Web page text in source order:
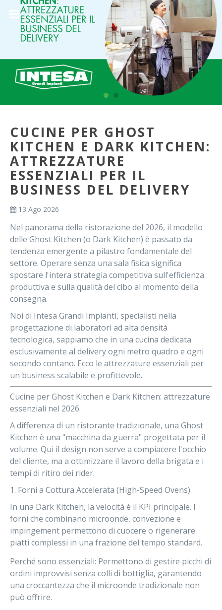
CUCINE PER GHOST
KITCHEN E DARK KITCHEN:
ATTREZZATURE
ESSENZIALI PER IL
BUSINESS DEL DELIVERY
13 Ago 2026
Nel panorama della ristorazione del 2026, il modello
delle Ghost Kitchen (o Dark Kitchen) è passato da
tendenza emergente a pilastro fondamentale del
settore. Operare senza una sala fisica significa
spostare l'intera strategia competitiva sull'efficienza
produttiva e sulla qualità del cibo al momento della
consegna.
Noi di Intesa Grandi Impianti, specialisti nella
progettazione di laboratori ad alta densità
tecnologica, sappiamo che in una cucina dedicata
esclusivamente al delivery ogni metro quadro e ogni
secondo contano. Ecco le attrezzature essenziali per
un business scalabile e profittevole.
Cucine per Ghost Kitchen e Dark Kitchen: attrezzature
essenziali nel 2026
A differenza di un ristorante tradizionale, una Ghost
Kitchen è una "macchina da guerra" progettata per il
volume. Qui il design non serve a compiacere l'occhio
del cliente, ma a ottimizzare il lavoro della brigata e i
tempi di ritiro dei rider.
1. Forni a Cottura Accelerata (High-Speed Ovens)
In una Dark Kitchen, la velocità è il KPI principale. I
forni che combinano microonde, convezione e
impingement permettono di cuocere o rigenerare
piatti complessi in una frazione del tempo standard.
Perché sono essenziali: Permettono di gestire picchi di
ordini improvvisi senza colli di bottiglia, garantendo
una croccantezza che il microonde tradizionale non
può offrire.